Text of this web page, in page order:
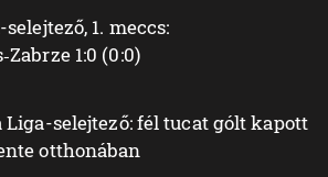
1. meccs:
1:0 (0:0)
Liga-selejtező: fél tucat gólt kapott
otthonában